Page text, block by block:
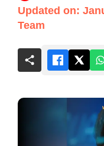
Updated on:
Team